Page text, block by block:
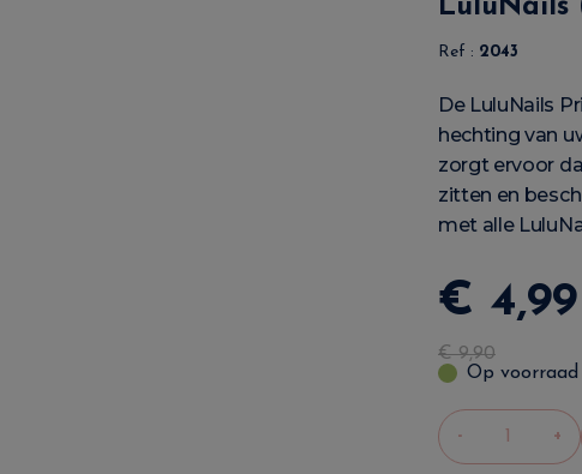
LuluNails
Ref : 2043
De LuluNails
hechting van
zorgt ervoor
zitten en
met alle
€ 4,99
€9,90
Op voorraad
- +